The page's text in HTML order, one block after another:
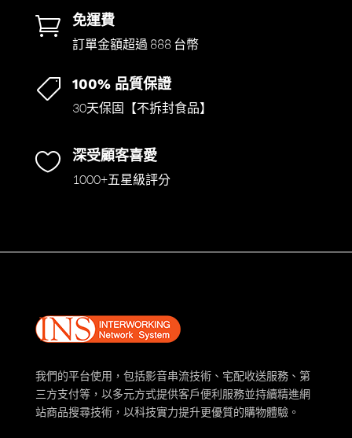
 免運費
訂單金額超過 888 台幣
 100% 品質保證
30天保固【不拆封食品】
 深受顧客喜愛
1000+五星級評分
我們的平台使用，包括影音串流技術、宅配收送服務、第
三方支付等，以多元方式提供客戶便利服務並持續精進網
站商品搜尋技術，以科技實力提升更優質的購物體驗。